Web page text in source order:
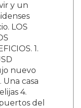
y un
LOS
1.
nuevo
casa
4.
del